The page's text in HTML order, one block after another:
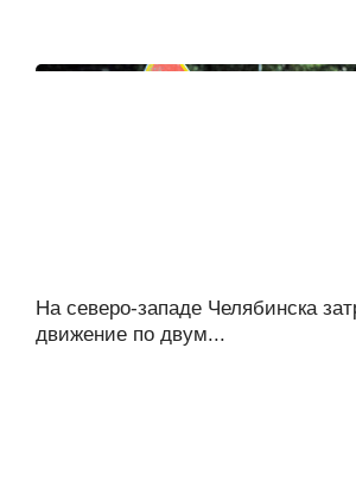
На северо-западе Челябинска
движение по двум...